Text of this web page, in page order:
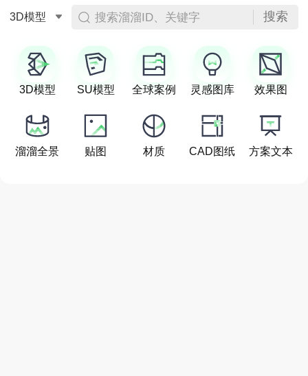
3D模型 搜索溜溜ID、关键字 搜索
3D模型 SU模型 全球案例 灵感图库 效果图
溜溜全景 贴图 材质 CAD图纸 方案文本